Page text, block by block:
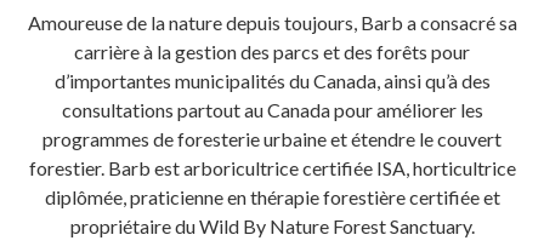
Amoureuse de la nature depuis toujours, Barb a consacré sa
carrière à la gestion des parcs et des forêts pour
d’importantes municipalités du Canada, ainsi qu’à des
consultations partout au Canada pour améliorer les
programmes de foresterie urbaine et étendre le couvert
forestier. Barb est arboricultrice certifiée ISA, horticultrice
diplômée, praticienne en thérapie forestière certifiée et
propriétaire du Wild By Nature Forest Sanctuary.